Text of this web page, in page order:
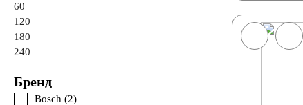
60
120
180
240
Бренд
Bosch (2)